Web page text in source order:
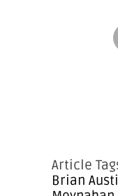
Article
Brian